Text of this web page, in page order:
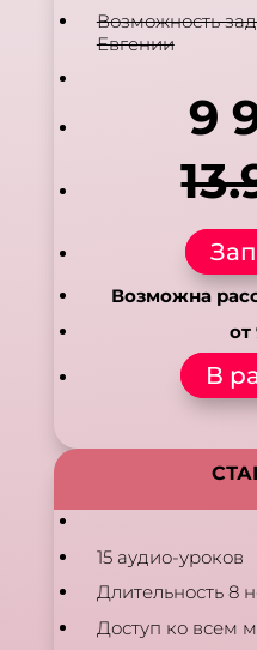
Возможность
Евгении
9
Возможна
от
В
15 аудио-уроков
Длительность 8
Доступ ко всем